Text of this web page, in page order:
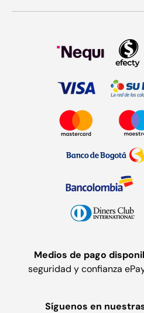
Medios de pago
seguridad y confianza
Síguenos en